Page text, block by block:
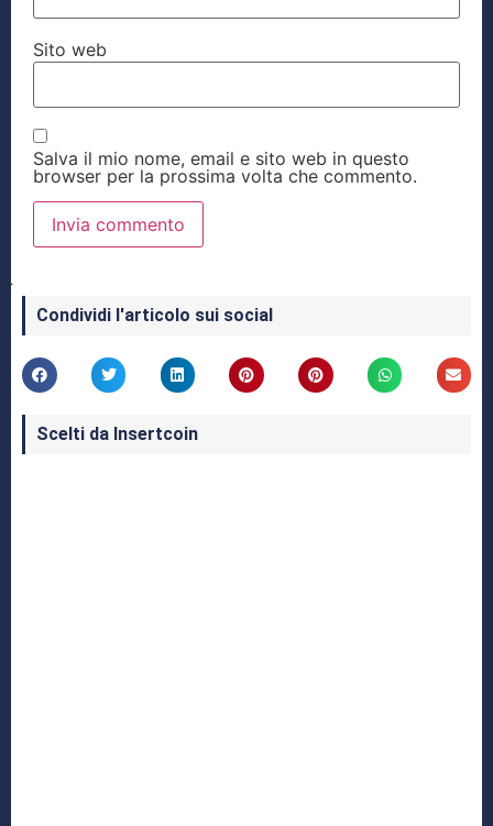
Sito web
Salva il mio nome, email e sito web in questo
browser per la prossima volta che commento.
Condividi l'articolo sui social
Scelti da Insertcoin